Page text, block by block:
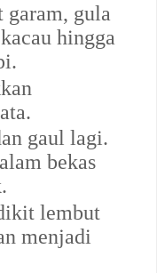
garam, gula
hingga
gaul lagi.
bekas
lembut
menjadi